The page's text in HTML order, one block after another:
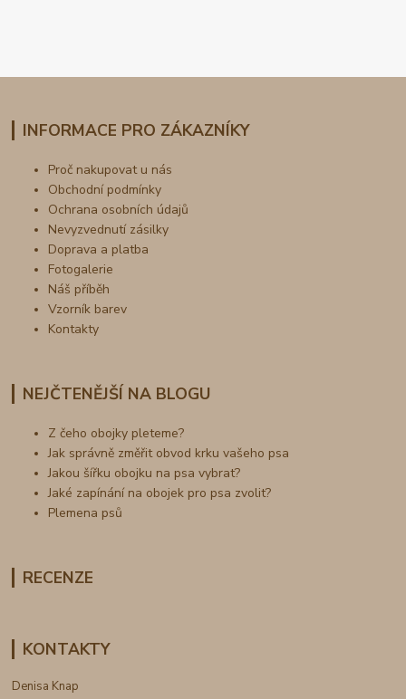
INFORMACE PRO ZÁKAZNÍKY
Proč nakupovat u nás
Obchodní podmínky
Ochrana osobních údajů
Nevyzvednutí zásilky
Doprava a platba
Fotogalerie
Náš příběh
Vzorník barev
Kontakty
NEJČTENĚJŠÍ NA BLOGU
Z čeho obojky pleteme?
Jak správně změřit obvod krku vašeho psa
Jakou šířku obojku na psa vybrat?
Jaké zapínání na obojek pro psa zvolit?
Plemena psů
RECENZE
KONTAKTY
Denisa Knap